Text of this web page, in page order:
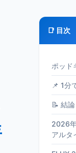
📑 目次
ポッド
📌 1分
📝 結論
2026
アルタ